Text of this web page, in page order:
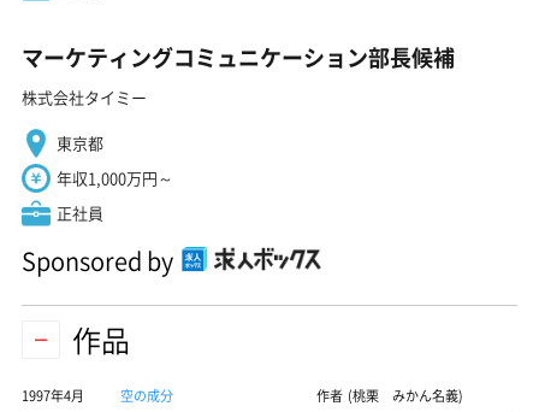
マーケティングコミュニケーション部長候補
株式会社タイミー
東京都
年収1,000万円～
正社員
Sponsored by
作品
1997年4月 空の成分 作者 (桃栗 みかん名義)